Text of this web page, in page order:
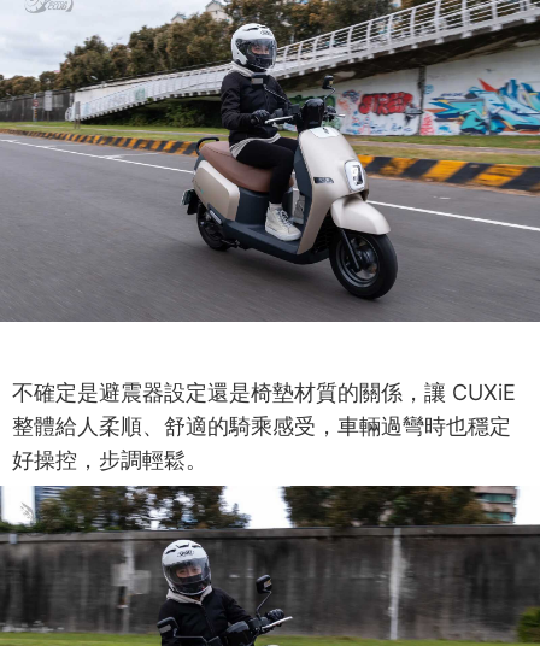
不確定是避震器設定還是椅墊材質的關係，讓 CUXiE
整體給人柔順、舒適的騎乘感受，車輛過彎時也穩定
好操控，步調輕鬆。